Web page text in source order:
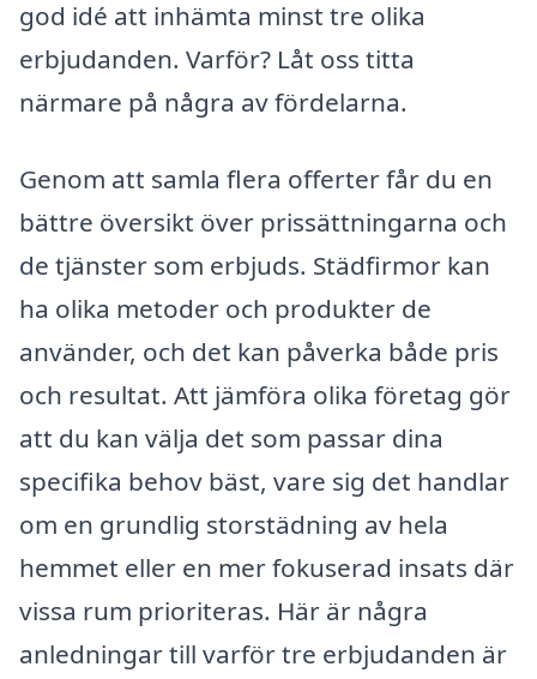
god idé att inhämta minst tre olika
erbjudanden. Varför? Låt oss titta
närmare på några av fördelarna.
Genom att samla flera offerter får du en
bättre översikt över prissättningarna och
de tjänster som erbjuds. Städfirmor kan
ha olika metoder och produkter de
använder, och det kan påverka både pris
och resultat. Att jämföra olika företag gör
att du kan välja det som passar dina
specifika behov bäst, vare sig det handlar
om en grundlig storstädning av hela
hemmet eller en mer fokuserad insats där
vissa rum prioriteras. Här är några
anledningar till varför tre erbjudanden är